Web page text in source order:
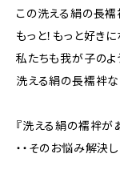
この洗える絹の長襦
もっと！もっと好き
私たちも我が子のよ
洗える絹の長襦袢な
『洗える絹の襦袢が
・・そのお悩み解決し